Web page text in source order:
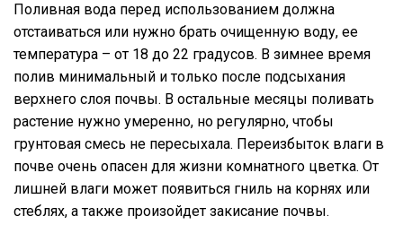
Поливная вода перед использованием должна
отстаиваться или нужно брать очищенную воду, ее
температура – от 18 до 22 градусов. В зимнее время
полив минимальный и только после подсыхания
верхнего слоя почвы. В остальные месяцы поливать
растение нужно умеренно, но регулярно, чтобы
грунтовая смесь не пересыхала. Переизбыток влаги в
почве очень опасен для жизни комнатного цветка. От
лишней влаги может появиться гниль на корнях или
стеблях, а также произойдет закисание почвы.